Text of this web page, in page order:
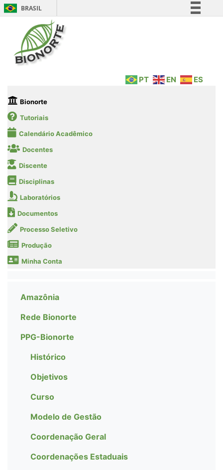
BRASIL
Legislação
PT EN ES
Bionorte
Tutoriais
Calendário Acadêmico
Docentes
Discente
Disciplinas
Laboratórios
Documentos
Processo Seletivo
Produção
Minha Conta
Amazônia
Rede Bionorte
PPG-Bionorte
Histórico
Objetivos
Curso
Modelo de Gestão
Coordenação Geral
Coordenações Estaduais